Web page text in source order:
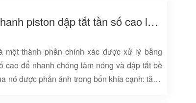
này phải thể hiện độ bền cao, độ dẻo dai
Các đặc điểm cốt lõi của thanh piston dập tắt tần số cao là gì
một thành phần chính xác được xử lý bằng
cao để nhanh chóng làm nóng và dập tắt bề
nó được phản ánh trong bốn khía cạnh: tăng